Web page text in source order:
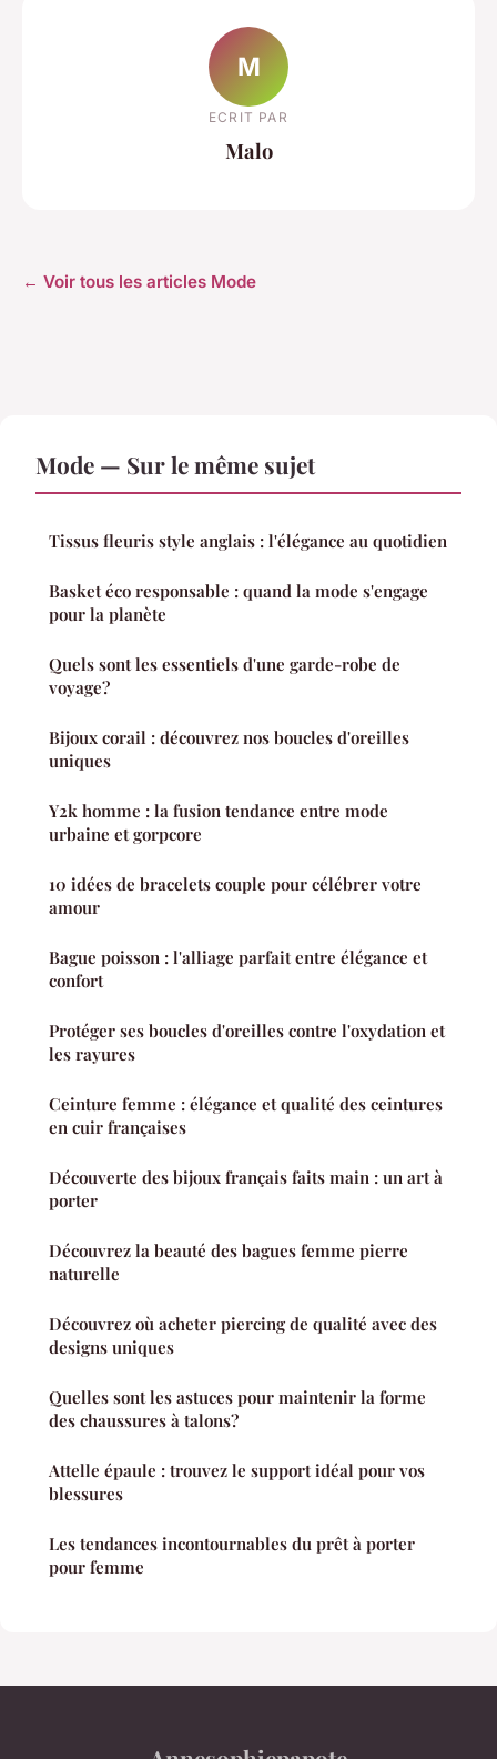
M
ECRIT PAR
Malo
← Voir tous les articles Mode
Mode — Sur le même sujet
Tissus fleuris style anglais : l'élégance au quotidien
Basket éco responsable : quand la mode s'engage
pour la planète
Quels sont les essentiels d'une garde-robe de
voyage?
Bijoux corail : découvrez nos boucles d'oreilles
uniques
Y2k homme : la fusion tendance entre mode
urbaine et gorpcore
10 idées de bracelets couple pour célébrer votre
amour
Bague poisson : l'alliage parfait entre élégance et
confort
Protéger ses boucles d'oreilles contre l'oxydation et
les rayures
Ceinture femme : élégance et qualité des ceintures
en cuir françaises
Découverte des bijoux français faits main : un art à
porter
Découvrez la beauté des bagues femme pierre
naturelle
Découvrez où acheter piercing de qualité avec des
designs uniques
Quelles sont les astuces pour maintenir la forme
des chaussures à talons?
Attelle épaule : trouvez le support idéal pour vos
blessures
Les tendances incontournables du prêt à porter
pour femme